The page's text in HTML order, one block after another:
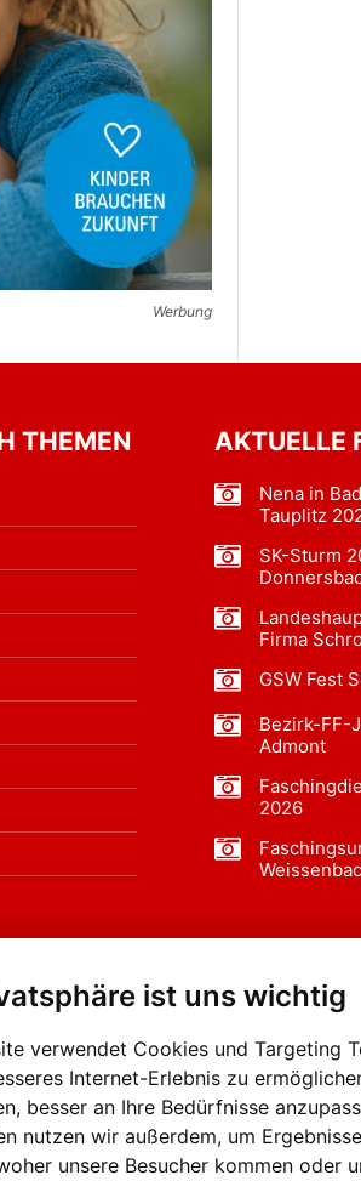
ist uns wichtig
verwendet Cookies und Targeting
Internet-Erlebnis zu
besser an Ihre Bedürfnisse
nutzen wir außerdem, um
unsere Besucher kommen oder
Werbung
THEMEN AKTUELLE
Nena in
Tauplitz
SK-Sturm
Firma
GSW Fest
Bezirk-FF-
Admont
2026
Auf BLO24.at werben?+43